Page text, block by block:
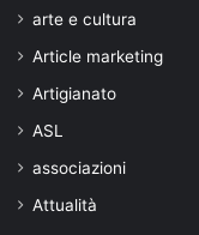
arte e cultura
Article marketing
Artigianato
ASL
associazioni
Attualità